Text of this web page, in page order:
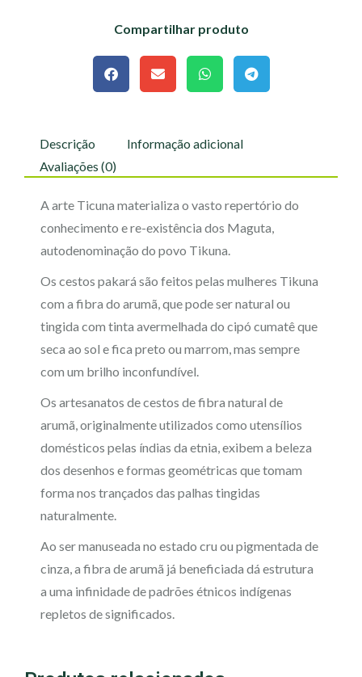
Compartilhar produto
Descrição
Informação adicional
Avaliações (0)
A arte Ticuna materializa o vasto repertório do
conhecimento e re-existência dos Maguta,
autodenominação do povo Tikuna.
Os cestos pakará são feitos pelas mulheres Tikuna
com a fibra do arumã, que pode ser natural ou
tingida com tinta avermelhada do cipó cumatê que
seca ao sol e fica preto ou marrom, mas sempre
com um brilho inconfundível.
Os artesanatos de cestos de fibra natural de
arumã, originalmente utilizados como utensílios
domésticos pelas índias da etnia, exibem a beleza
dos desenhos e formas geométricas que tomam
forma nos trançados das palhas tingidas
naturalmente.
Ao ser manuseada no estado cru ou pigmentada de
cinza, a fibra de arumã já beneficiada dá estrutura
a uma infinidade de padrões étnicos indígenas
repletos de significados.